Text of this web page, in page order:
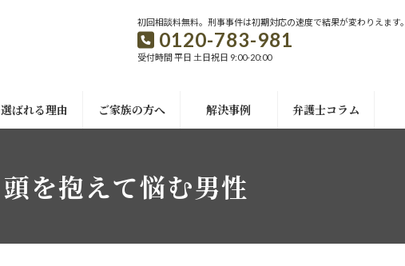
初回相談料無料。刑事事件は初期対応の速度で結果が変わりえます。
0120-783-981
受付時間 平日 土日祝日 9:00-20:00
選ばれる理由 ご家族の方へ 解決事例 弁護士コラム
頭を抱えて悩む男性